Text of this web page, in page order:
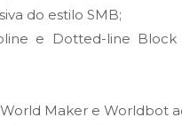
do estilo SMB;
e Dotted-line
Maker e Worldbot